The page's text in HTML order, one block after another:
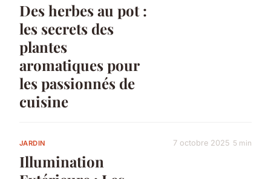
Des herbes au pot :
les secrets des
plantes
aromatiques pour
les passionnés de
cuisine
JARDIN
Illumination
7 octobre 2025 5 min